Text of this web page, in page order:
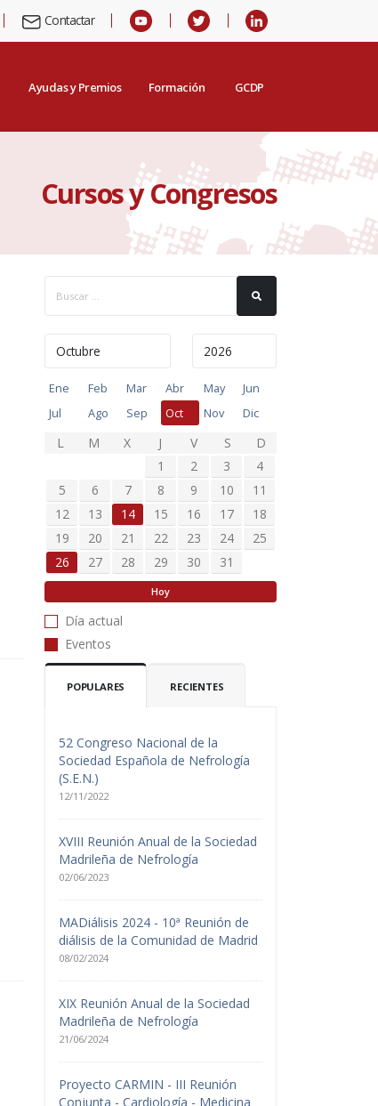
Contactar
Ayudas y Premios Formación GCDP
Cursos y Congresos
Ene Feb Mar Abr May
Jun
Jul
Ago Sep Oct Nov Dic
L M X J V S
D
1
2 3
4
5
6 7 8 9 10
11
12
13 14 15 16 17
18
19
20 21 22 23 24
25
26
27 28 29 30 31
Hoy
Día actual
Eventos
POPULARES RECIENTES
52 Congreso Nacional de la
Sociedad Española de Nefrología
(S.E.N.)
12/11/2022
XVIII Reunión Anual de la Sociedad
Madrileña de Nefrología
02/06/2023
MADiálisis 2024 - 10ª Reunión de
diálisis de la Comunidad de Madrid
08/02/2024
XIX Reunión Anual de la Sociedad
Madrileña de Nefrología
21/06/2024
Proyecto CARMIN - III Reunión
Conjunta - Cardiología - Medicina